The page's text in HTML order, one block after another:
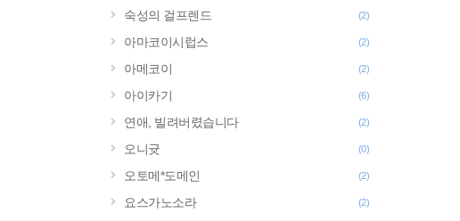
숙성의 걸프렌드 (2)
아마코이시럽스 (2)
아메코이 (2)
아이카기 (6)
연애, 빌려버렸습니다 (2)
오니귯 (0)
오토메*도메인 (2)
요스가노소라 (2)